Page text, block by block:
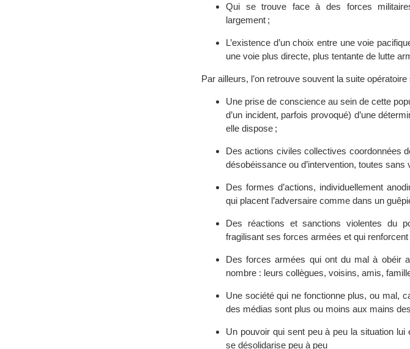
Qui se trouve face à des forces
largement ;
L’existence d’un choix entre une voie
une voie plus directe, plus tentante de lutte
Par ailleurs, l’on retrouve souvent la suite opératoire
Une prise de conscience au sein de cette
d’un incident, parfois provoqué) d’une
elle dispose ;
Des actions civiles collectives coordonnées
désobéissance ou d’intervention, toutes sans
Des formes d’actions, individuellement
qui placent l’adversaire comme dans un
Des réactions et sanctions violentes du
fragilisant ses forces armées et qui renforcent
Des forces armées qui ont du mal à obéir
nombre : leurs collègues, voisins, amis,
Une société qui ne fonctionne plus, ou mal,
des médias sont plus ou moins aux mains
Un pouvoir qui sent peu à peu la situation
se désolidarise peu à peu